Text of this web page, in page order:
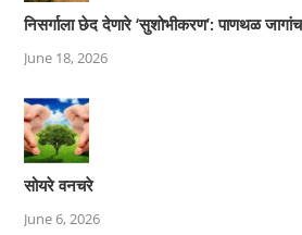
निसर्गाला छेद देणारे ‘सुशोभीकरण’: पाणथळ
June 18, 2026
सोयरे वनचरे
June 6, 2026